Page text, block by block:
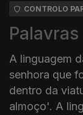
CONTROLO
A linguagem
senhora que
dentro da
almoço'. A